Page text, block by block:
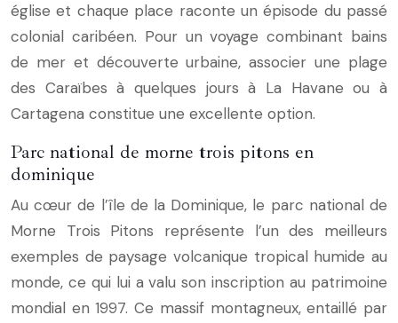
église et chaque place raconte un épisode du passé
colonial caribéen. Pour un voyage combinant bains
de mer et découverte urbaine, associer une plage
des Caraïbes à quelques jours à La Havane ou à
Cartagena constitue une excellente option.
Parc national de morne trois pitons en
dominique
Au cœur de l’île de la Dominique, le parc national de
Morne Trois Pitons représente l’un des meilleurs
exemples de paysage volcanique tropical humide au
monde, ce qui lui a valu son inscription au patrimoine
mondial en 1997. Ce massif montagneux, entaillé par